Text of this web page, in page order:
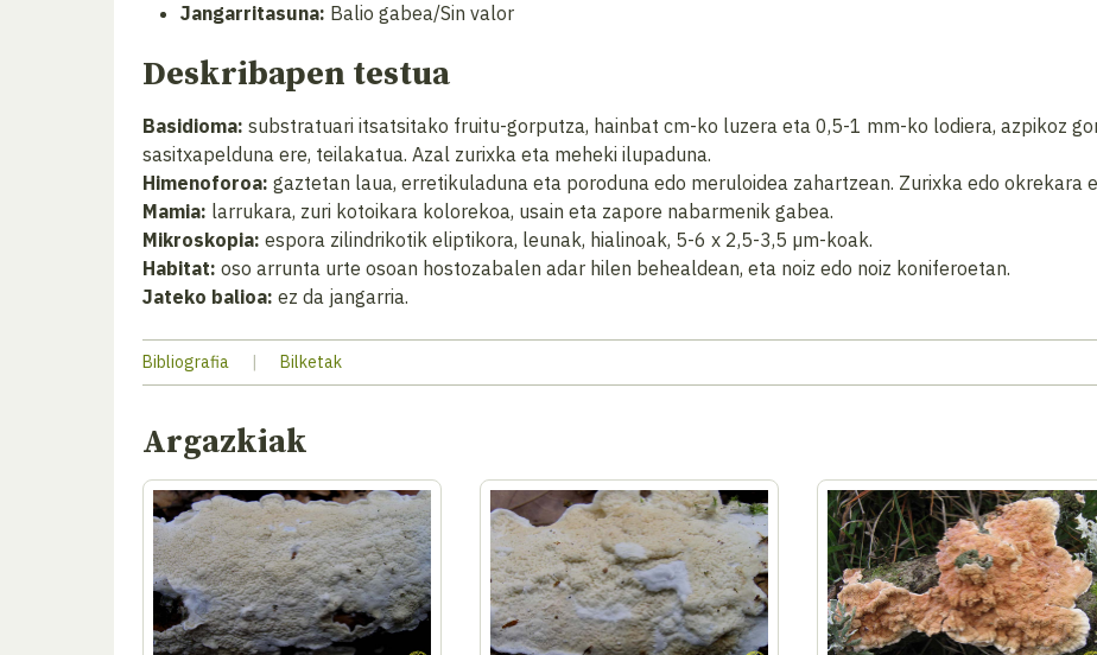
Jangarritasuna: Balio gabea/Sin valor
Deskribapen testua
Basidioma: substratuari itsatsitako fruitu-gorputza, hainbat cm-ko luzera eta 0,5-1 mm-ko lodiera, azpikoz
sasitxapelduna ere, teilakatua. Azal zurixka eta meheki ilupaduna.
Himenoforoa: gaztetan laua, erretikuladuna eta poroduna edo meruloidea zahartzean. Zurixka edo okrekara
Mamia: larrukara, zuri kotoikara kolorekoa, usain eta zapore nabarmenik gabea.
Mikroskopia: espora zilindrikotik eliptikora, leunak, hialinoak, 5-6 x 2,5-3,5 µm-koak.
Habitat: oso arrunta urte osoan hostozabalen adar hilen behealdean, eta noiz edo noiz koniferoetan.
Jateko balioa: ez da jangarria.
Bibliografia | Bilketak
Argazkiak